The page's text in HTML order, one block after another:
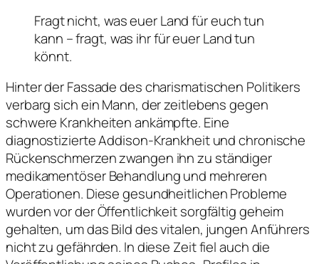
Fragt nicht, was euer Land für euch tun
kann – fragt, was ihr für euer Land tun
könnt.
Hinter der Fassade des charismatischen Politikers
verbarg sich ein Mann, der zeitlebens gegen
schwere Krankheiten ankämpfte. Eine
diagnostizierte Addison-Krankheit und chronische
Rückenschmerzen zwangen ihn zu ständiger
medikamentöser Behandlung und mehreren
Operationen. Diese gesundheitlichen Probleme
wurden vor der Öffentlichkeit sorgfältig geheim
gehalten, um das Bild des vitalen, jungen Anführers
nicht zu gefährden. In diese Zeit fiel auch die